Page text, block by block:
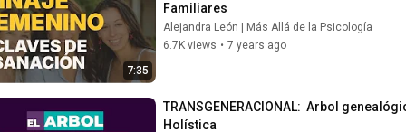
7:35
Familiares
Alejandra León | Más Allá de la Psicología
6.7K views • 7 years ago
TRANSGENERACIONAL:  Arbol
Holística